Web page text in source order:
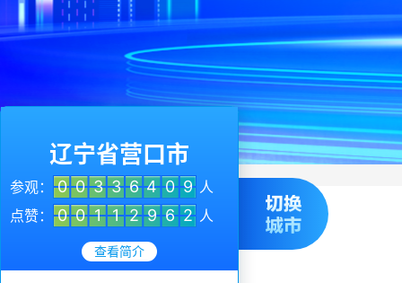
辽宁省营口市
参观： 0 0 3 3 6 4 0 9 人
点赞：
0 0 1 1 2 9 6 2 人
查看简介